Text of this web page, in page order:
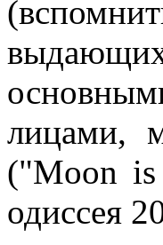
лицами,
("Moon is
одиссея